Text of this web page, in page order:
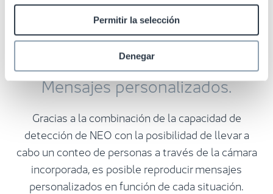
Permitir la selección
Denegar
Diseño personalizado.
Mensajes personalizados.
Gracias a la combinación de la capacidad de
detección de NEO con la posibilidad de llevar a
cabo un conteo de personas a través de la cámara
incorporada, es posible reproducir mensajes
personalizados en función de cada situación.​